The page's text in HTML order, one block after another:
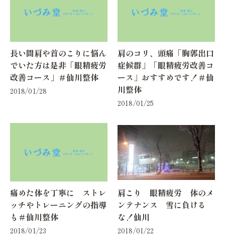
長い間肩や首のこりに悩ん
でいた方は是非「眼精疲労
改善コース」＃仙川整体
2018/01/28
肩のコリ、頭痛「胸郭出口
症候群」「眼精疲労改善コ
ース」おすすめです！＃仙
川整体
2018/01/25
痛めた体を丁寧に ストレ
ッチやトレーニングの指導
も＃仙川整体
2018/01/23
肩こり 眼精疲労 体のメ
ンテナンス 雪に負ける
な！仙川
2018/01/22